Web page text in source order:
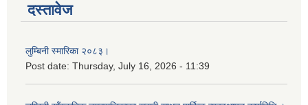
दस्तावेज
लुम्बिनी स्मारिका २०८३।
Post date: Thursday, July 16, 2026 - 11:39